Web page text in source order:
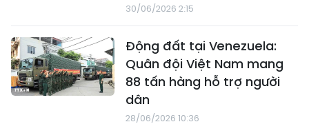
30/06/2026 2:15
Động đất tại Venezuela:
Quân đội Việt Nam mang
88 tấn hàng hỗ trợ người
dân
28/06/2026 10:36